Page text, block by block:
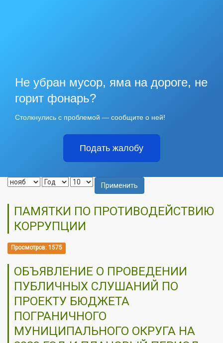
Не убран мусор, яма на дороге, не
горит фонарь?
Столкнулись с проблемой — сообщите о ней!
Подать жалобу
Применить
ПАМЯТКИ ПО ПРОТИВОДЕЙСТВИЮ
КОРРУПЦИИ
Просмотров: 1575
ОБЪЯВЛЕНИЕ О ПРОВЕДЕНИИ
ПУБЛИЧНЫХ СЛУШАНИЙ ПО
ПРОЕКТУ БЮДЖЕТА
ПОГРАНИЧНОГО
МУНИЦИПАЛЬНОГО ОКРУГА НА